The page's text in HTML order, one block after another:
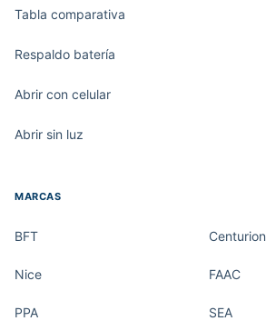
Tabla comparativa
Respaldo batería
Abrir con celular
Abrir sin luz
MARCAS
BFT Centurion
Nice FAAC
PPA SEA